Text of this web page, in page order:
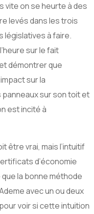
vite on se heurte à des
levés dans les trois
législatives à faire.
sur le fait
démontrer que
sur la
sur son toit et
est incité à
être vrai, mais l’intuitif
d’économie
que la bonne méthode
avec un ou deux
voir si cette intuition